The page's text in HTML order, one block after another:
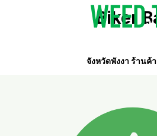
Biker
จังหวัดพังงา ร้านค้